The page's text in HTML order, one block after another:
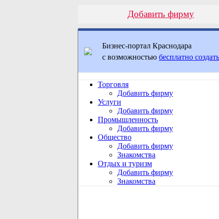
Добавить фирму
Бизнес-портал Краснодара
с возможностью бесплатно
Торговля
Добавить фирму
Услуги
Добавить фирму
Промышленность
Добавить фирму
Общество
Добавить фирму
Знакомства
Отдых и туризм
Добавить фирму
Знакомства